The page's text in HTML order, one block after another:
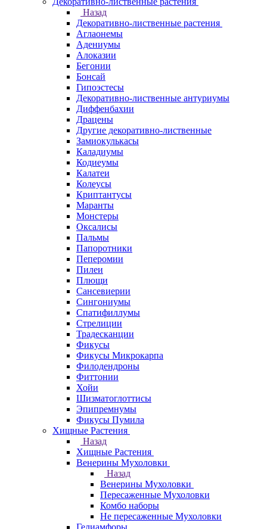
Назад
Декоративно-лиственные растения
Аглаонемы
Адениумы
Алоказии
Бегонии
Бонсай
Гипоэстесы
Декоративно-лиственные антуриумы
Диффенбахии
Драцены
Другие декоративно-лиственные
Замиокулькасы
Каладиумы
Кодиеумы
Калатеи
Колеусы
Криптантусы
Маранты
Монстеры
Оксалисы
Пальмы
Папоротники
Пеперомии
Пилеи
Плющи
Сансевиерии
Сингониумы
Спатифиллумы
Стрелиции
Традесканции
Фикусы
Фикусы Микрокарпа
Филодендроны
Фиттонии
Хойи
Шизматоглоттисы
Эпипремнумы
Фикусы Пумила
Хищные Растения
Назад
Хищные Растения
Венерины Мухоловки
Назад
Венерины Мухоловки
Пересаженные Мухоловки
Комбо наборы
Не пересаженные Мухоловки
Гелиамфоры